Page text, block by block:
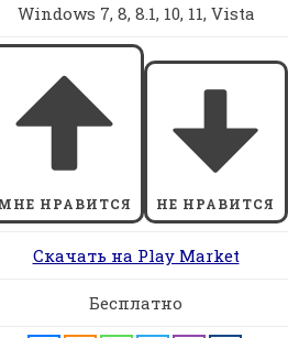
Windows 7, 8, 8.1, 10, 11, Vista
НРАВИТСЯ НЕ НРАВИТСЯ
Скачать на Play Market
Бесплатно